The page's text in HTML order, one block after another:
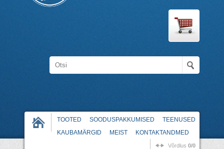
TOOTED SOODUSPAKKUMISED
TEENUSED
KAUBAMÄRGID
MEIST KONTAKTANDMED
Võrdlus 0/0